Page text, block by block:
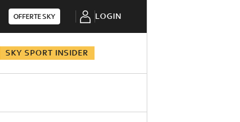
OFFERTE SKY LOGIN
SKY SPORT INSIDER